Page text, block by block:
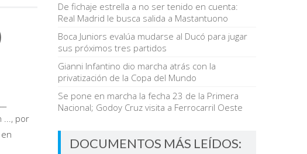
..., por
De fichaje estrella a no ser tenido en cuenta:
Real Madrid le busca salida a Mastantuono
Boca Juniors evalúa mudarse al Ducó para jugar
sus próximos tres partidos
Gianni Infantino dio marcha atrás con la
privatización de la Copa del Mundo
Se pone en marcha la fecha 23 de la Primera
Nacional; Godoy Cruz visita a Ferrocarril Oeste
DOCUMENTOS MÁS LEÍDOS: